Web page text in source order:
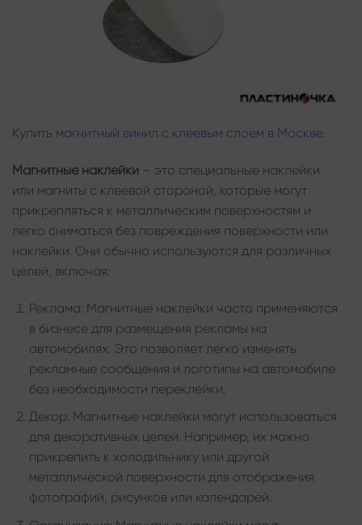
Купить магнитный винил с клеевым слоем в Москве.
Магнитные наклейки – это специальные наклейки
или магниты с клеевой стороной, которые могут
прикрепляться к металлическим поверхностям и
легко сниматься без повреждения поверхности или
наклейки. Они обычно используются для различных
целей, включая:
Реклама: Магнитные наклейки часто применяются
в бизнесе для размещения рекламы на
автомобилях. Это позволяет легко изменять
рекламные сообщения и логотипы на автомобиле
без необходимости переклейки.
Декор: Магнитные наклейки могут использоваться
для декоративных целей. Например, их можно
прикрепить к холодильнику или другой
металлической поверхности для отображения
фотографий, рисунков или календарей.